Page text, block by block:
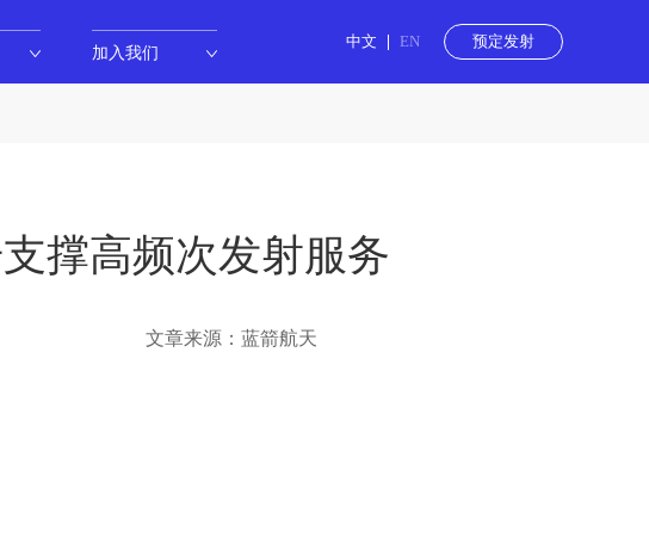
加入我们
中文 EN 预定发射
撑高频次发射服务
文章来源：蓝箭航天